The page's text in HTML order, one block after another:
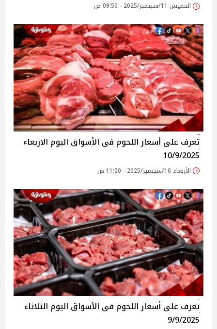
الخميس 11/سبتمبر/2025 - 09:50 ص
تعرف على أسعار اللحوم فى الأسواق‎‎ اليوم الاربعاء
10/9/2025
الأربعاء 10/سبتمبر/2025 - 11:00 ص
تعرف على أسعار اللحوم فى الأسواق‎‎ اليوم الثلاثاء
9/9/2025